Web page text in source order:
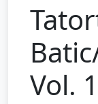
Vol. 1